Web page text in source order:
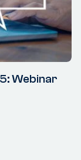
Webinar